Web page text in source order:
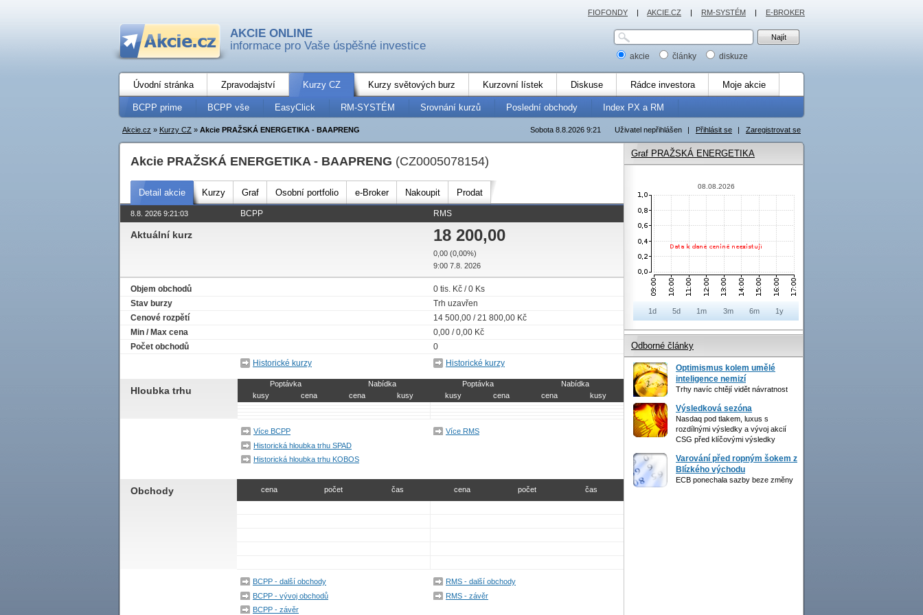
AKCIE ONLINE
informace pro Vaše úspěšné investice
akcie články diskuze
Úvodní stránka Zpravodajství Kurzy CZ Kurzy světových burz Kurzovní lístek Diskuse Rádce investora Moje akcie
BCPP prime BCPP vše EasyClick RM-SYSTÉM Srovnání kurzů Poslední obchody Index PX a RM
Uživatel nepřihlášen | Přihlásit se | Zaregistrovat se
Sobota 8.8.2026 9:21
Akcie.cz » Kurzy CZ » Akcie PRAŽSKÁ ENERGETIKA - BAAPRENG
Akcie PRAŽSKÁ ENERGETIKA - BAAPRENG (CZ0005078154)
Detail akcie Kurzy Graf Osobní portfolio e-Broker Nakoupit Prodat
8.8. 2026 9:21:03 BCPP RMS
Aktuální kurz 18 200,00
0,00 (0,00%)
9:00 7.8. 2026
Objem obchodů
0 tis. Kč / 0 Ks
Stav burzy
Trh uzavřen
Cenové rozpětí
14 500,00 / 21 800,00 Kč
Min / Max cena
0,00 / 0,00 Kč
Počet obchodů
0
Historické kurzy
Historické kurzy
Hloubka trhu
Poptávka Nabídka Poptávka
Nabídka
kusy
cena cena kusy kusy cena cena kusy
Více BCPP
Historická hloubka trhu SPAD
Historická hloubka trhu KOBOS
Více RMS
Obchody cena počet čas cena počet čas
BCPP - další obchody
BCPP - vývoj obchodů
BCPP - závěr
RMS - další obchody
RMS - závěr
Graf PRAŽSKÁ ENERGETIKA
08.08.2026
1d 5d 1m 3m 6m 1y
Odborné články
Optimismus kolem umělé
inteligence nemizí
Trhy navíc chtějí vidět návratnost
Výsledková sezóna
Nasdaq pod tlakem, luxus s
rozdílnými výsledky a vývoj akcií
CSG před klíčovými výsledky
Varování před ropným šokem z
Blízkého východu
ECB ponechala sazby beze změny
FIOFONDY | AKCIE.CZ | RM-SYSTÉM | E-BROKER